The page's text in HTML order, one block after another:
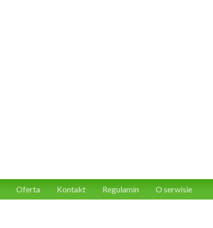
Oferta Kontakt Regulamin O serwisie